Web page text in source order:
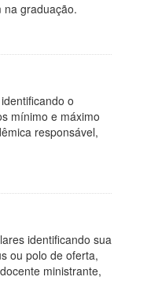
na graduação.
o
mínimo e máximo
responsável,
identificando sua
ou polo de oferta,
ministrante,